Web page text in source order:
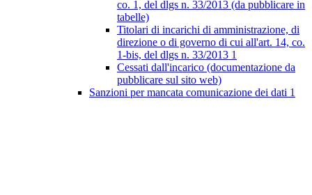
co. 1, del dlgs n. 33/2013 (da pubblicare in
tabelle)
Titolari di incarichi di amministrazione, di
direzione o di governo di cui all'art. 14, co.
1-bis, del dlgs n. 33/2013 1
Cessati dall'incarico (documentazione da
pubblicare sul sito web)
Sanzioni per mancata comunicazione dei dati 1